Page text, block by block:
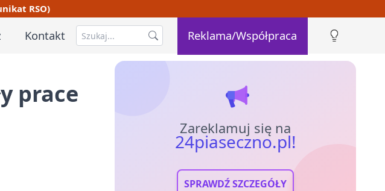
RSO)
Kontakt Reklama/Współpraca
prace
Zareklamuj się na
24piaseczno.pl!
SPRAWDŹ SZCZEGÓŁY